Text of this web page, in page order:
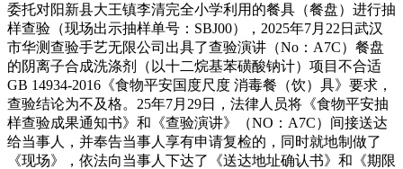
委托对阳新县大王镇李清完全小学利用的餐具（餐盘）进行抽
样查验（现场出示抽样单号：SBJ00），2025年7月22日武汉
市华测查验手艺无限公司出具了查验演讲（No：A7C）餐盘
的阴离子合成洗涤剂（以十二烷基苯磺酸钠计）项目不合适
GB 14934-2016《食物平安国度尺度 消毒餐（饮）具》要求，
查验结论为不及格。25年7月29日，法律人员将《食物平安抽
样查验成果通知书》和《查验演讲》（NO：A7C）间接送达
给当事人，并奉告当事人享有申请复检的，同时就地制做了
《现场》，依法向当事人下达了《送达地址确认书》和《期限